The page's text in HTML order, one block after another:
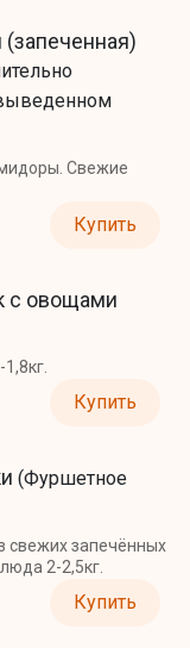
Свежие
Купить
с овощами
Купить
(Фуршетное
свежих запечённых
2-2,5кг.
Купить